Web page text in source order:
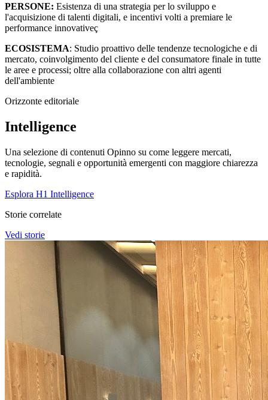
PERSONE: Esistenza di una strategia per lo sviluppo e
l'acquisizione di talenti digitali, e incentivi volti a premiare le
performance innovativeç
ECOSISTEMA: Studio proattivo delle tendenze tecnologiche e di
mercato, coinvolgimento del cliente e del consumatore finale in tutte
le aree e processi; oltre alla collaborazione con altri agenti
dell'ambiente
Orizzonte editoriale
Intelligence
Una selezione di contenuti Opinno su come leggere mercati,
tecnologie, segnali e opportunità emergenti con maggiore chiarezza
e rapidità.
Esplora H1 Intelligence
Storie correlate
Vedi storie